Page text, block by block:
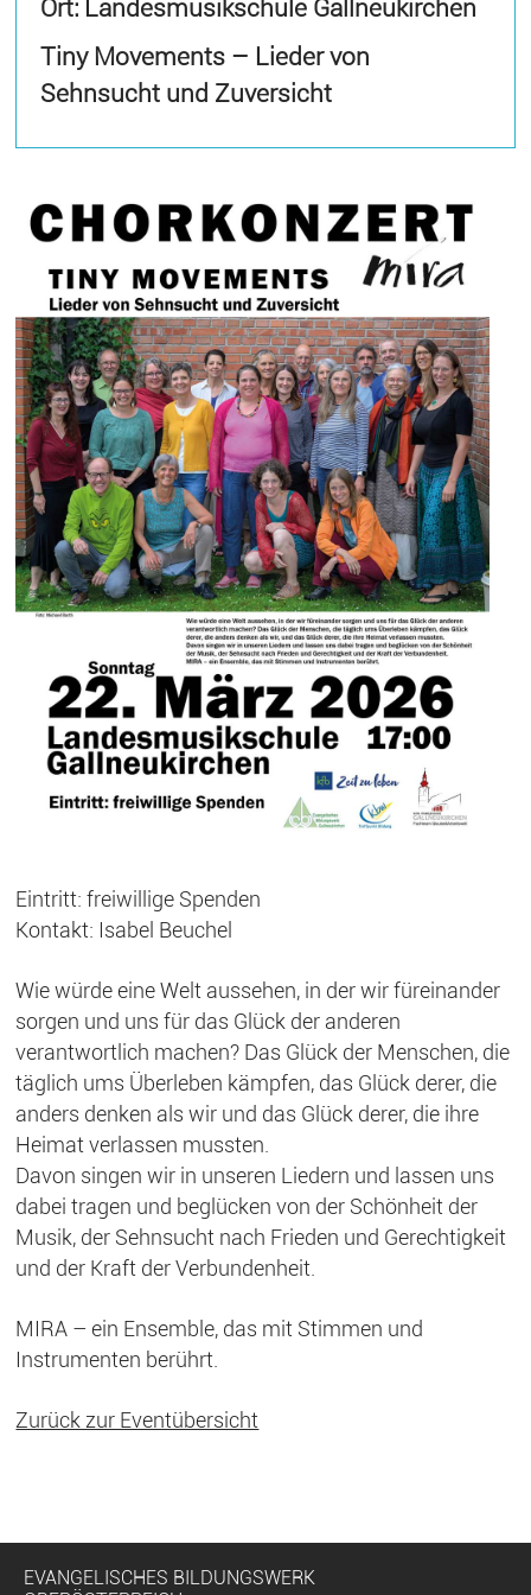
Ort: Landesmusikschule Gallneukirchen
Tiny Movements – Lieder von
Sehnsucht und Zuversicht
Eintritt: freiwillige Spenden
Kontakt: Isabel Beuchel
Wie würde eine Welt aussehen, in der wir füreinander
sorgen und uns für das Glück der anderen
verantwortlich machen? Das Glück der Menschen, die
täglich ums Überleben kämpfen, das Glück derer, die
anders denken als wir und das Glück derer, die ihre
Heimat verlassen mussten.
Davon singen wir in unseren Liedern und lassen uns
dabei tragen und beglücken von der Schönheit der
Musik, der Sehnsucht nach Frieden und Gerechtigkeit
und der Kraft der Verbundenheit.
MIRA – ein Ensemble, das mit Stimmen und
Instrumenten berührt.
Zurück zur Eventübersicht
EVANGELISCHES BILDUNGSWERK